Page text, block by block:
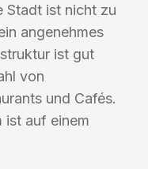
Stadt ist nicht zu
angenehmes
ist gut
von
und Cafés.
ist auf einem